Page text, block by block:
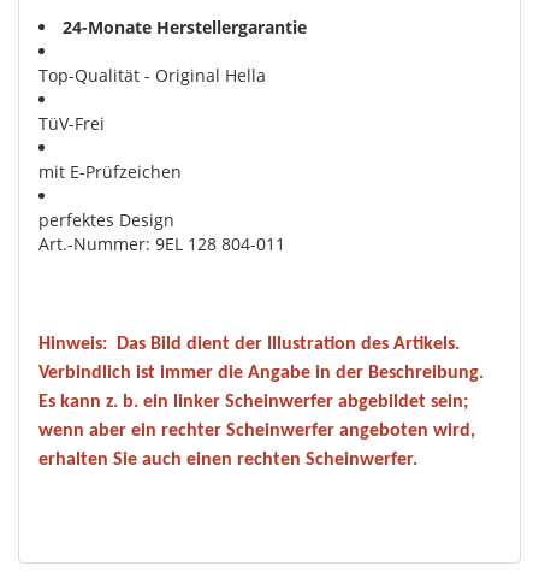
24-Monate Herstellergarantie
Top-Qualität - Original Hella
TüV-Frei
mit E-Prüfzeichen
perfektes Design
Art.-Nummer: 9EL 128 804-011
Hinweis: Das Bild dient der Illustration des Artikels.
Verbindlich ist immer die Angabe in der Beschreibung.
Es kann z. b. ein linker Scheinwerfer abgebildet sein;
wenn aber ein rechter Scheinwerfer angeboten wird,
erhalten Sie auch einen rechten Scheinwerfer.